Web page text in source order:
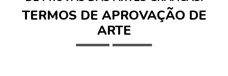
TERMOS DE APROVAÇÃO DE
ARTE